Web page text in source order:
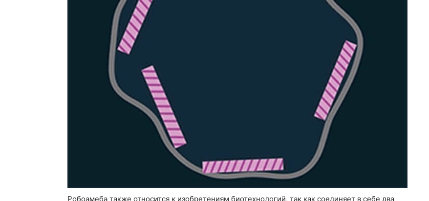
Робоамеба также относится к изобретениям биотехнологий, так как соединяет в себе два